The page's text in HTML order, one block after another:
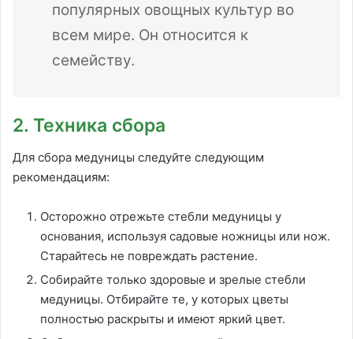
популярных овощных культур во
всем мире. Он относится к
семейству.
2. Техника сбора
Для сбора медуницы следуйте следующим
рекомендациям:
Осторожно отрежьте стебли медуницы у
основания, используя садовые ножницы или нож.
Старайтесь не повреждать растение.
Собирайте только здоровые и зрелые стебли
медуницы. Отбирайте те, у которых цветы
полностью раскрыты и имеют яркий цвет.